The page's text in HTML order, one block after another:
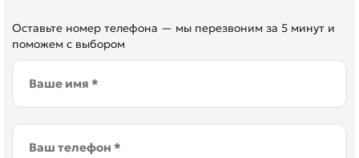
Оставьте номер телефона — мы перезвоним за 5 минут и
поможем с выбором